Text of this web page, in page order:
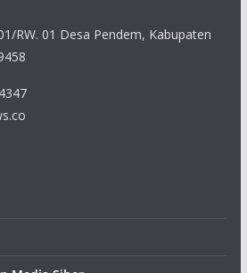
RW. 01 Desa Pendem, Kabupaten